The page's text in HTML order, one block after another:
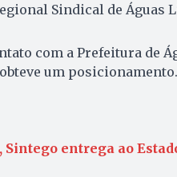
Sindical de Águas
com a Prefeitura de
um
entrega ao